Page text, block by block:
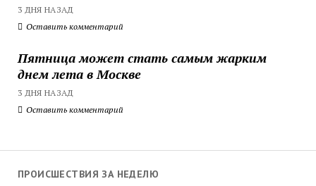
3 ДНЯ НАЗАД
Оставить комментарий
Пятница может стать самым жарким
днем лета в Москве
3 ДНЯ НАЗАД
Оставить комментарий
ПРОИСШЕСТВИЯ ЗА НЕДЕЛЮ